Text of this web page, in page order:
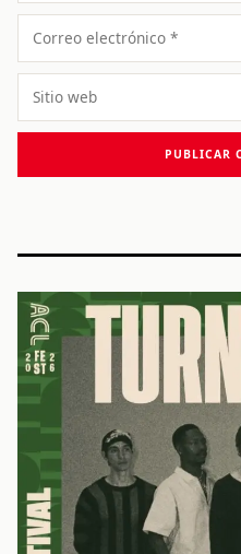
Correo
electrónico
Sitio
web